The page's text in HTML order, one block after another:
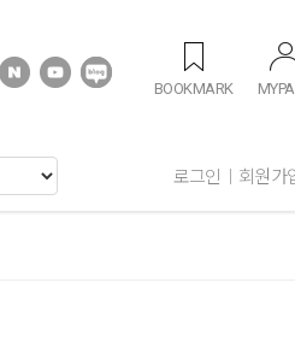
BOOKMARK
로그인 회원가